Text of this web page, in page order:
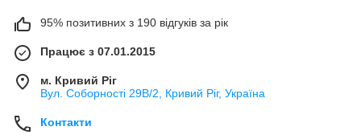
95% позитивних з 190 відгуків за рік
Працює з 07.01.2015
м. Кривий Ріг
Вул. Соборності 29В/2, Кривий Ріг, Україна
Контакти